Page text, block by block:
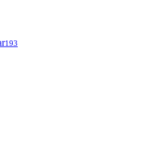
193